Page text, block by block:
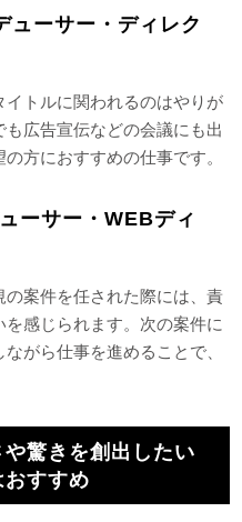
ューサー・ディレク
トルに関われるのはやりが
広告宣伝などの会議にも出
方におすすめの仕事です。
ーサー・WEBディ
案件を任された際には、責
感じられます。次の案件に
がら仕事を進めることで、
驚きを創出したい
すすめ